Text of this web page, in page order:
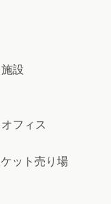
設
フィス
ット売り場